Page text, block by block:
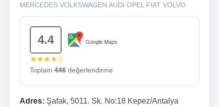
MERCEDES VOLKSWAGEN AUDI OPEL FIAT VOLVO
4.4 Google Maps
★★★★✩
Toplam 446 değerlendirme
Adres: Şafak, 5011. Sk. No:18 Kepez/Antalya